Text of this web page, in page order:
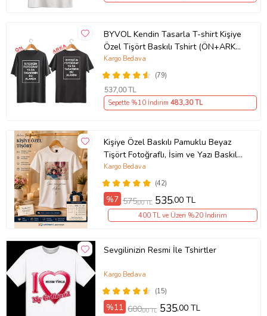
BYVOL Kendin Tasarla T-shirt Kişiye
Özel Tişört Baskılı Tshirt (ÖN+ARKA
BASKI) (Siyah)
(79)
Kargo Bedava
537,00 TL
Sepette %10 İndirim 483,30 TL
Kişiye Özel Baskılı Pamuklu Beyaz
Tişört Fotoğraflı, İsim ve Yazı Baskılı
Unisex Bisiklet Yaka
(42)
Kargo Bedava
%7 575,00 TL 535,00 TL
400 TL ve Üzeri %20 İndirim
Sevgilinizin Resmi İle Tshirtler
(15)
Kargo Bedava
%11 600,00 TL 535,00 TL